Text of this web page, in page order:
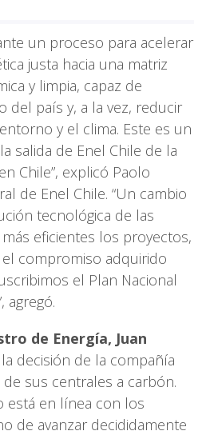
un proceso para acelerar
justa hacia una matriz
y limpia, capaz de
del país y, a la vez, reducir
y el clima. Este es un
salida de Enel Chile de la
Chile”, explicó Paolo
de Enel Chile. “Un cambio
tecnológica de las
eficientes los proyectos,
compromiso adquirido
el Plan Nacional
agregó.
de Energía, Juan
decisión de la compañía
sus centrales a carbón.
está en línea con los
de avanzar decididamente